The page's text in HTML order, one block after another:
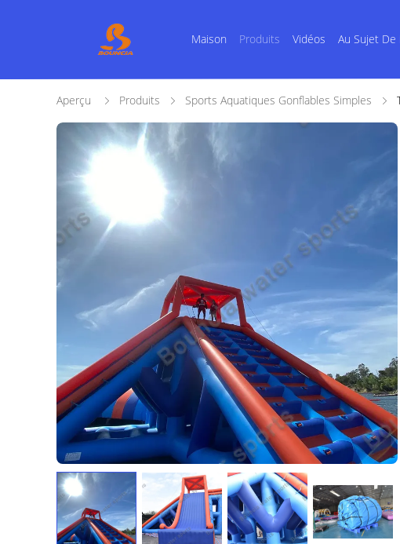
Maison Produits Vidéos Au Sujet De
Aperçu Produits Sports Aquatiques Gonflables Simples